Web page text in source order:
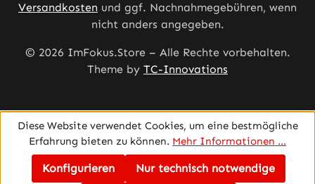
Versandkosten und ggf. Nachnahmegebühren, wenn
nicht anders angegeben.
© 2026 ImFokus.Store – Alle Rechte vorbehalten.
Theme by TC-Innovations
Diese Website verwendet Cookies, um eine bestmögliche
Erfahrung bieten zu können. Mehr Informationen ...
Nur technisch notwendige
Konfigurieren